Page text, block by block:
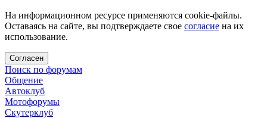
На информационном ресурсе применяются cookie-файлы.
Оставаясь на сайте, вы подтверждаете свое согласие на их
использование.
Согласен
Поиск по форумам
Общение
Автоклуб
Мотофорумы
Скутерклуб